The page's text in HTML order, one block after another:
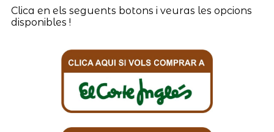
Clica en els seguents botons i veuras les opcions
disponibles !